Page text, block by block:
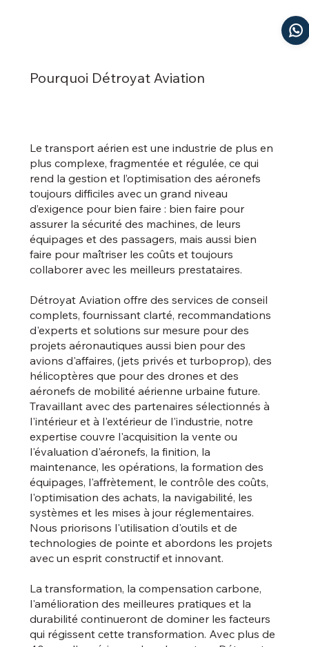
Le transport aérien est une industrie de plus en
plus complexe, fragmentée et régulée, ce qui
rend la gestion et l’optimisation des aéronefs
toujours difficiles avec un grand niveau
d’exigence pour bien faire : bien faire pour
assurer la sécurité des machines, de leurs
équipages et des passagers, mais aussi bien
faire pour maîtriser les coûts et toujours
collaborer avec les meilleurs prestataires.
Détroyat Aviation offre des services de conseil
complets, fournissant clarté, recommandations
d'experts et solutions sur mesure pour des
projets aéronautiques aussi bien pour des
avions d'affaires, (jets privés et turboprop), des
hélicoptères que pour des drones et des
aéronefs de mobilité aérienne urbaine future.
Travaillant avec des partenaires sélectionnés à
l'intérieur et à l'extérieur de l'industrie, notre
expertise couvre l'acquisition la vente ou
l'évaluation d'aéronefs, la finition, la
maintenance, les opérations, la formation des
équipages, l'affrètement, le contrôle des coûts,
l'optimisation des achats, la navigabilité, les
systèmes et les mises à jour réglementaires.
Nous priorisons l'utilisation d'outils et de
technologies de pointe et abordons les projets
avec un esprit constructif et innovant.
La transformation, la compensation carbone,
l'amélioration des meilleures pratiques et la
durabilité continueront de dominer les facteurs
qui régissent cette transformation. Avec plus de
Pourquoi Détroyat Aviation